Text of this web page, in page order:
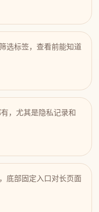
选标签，查看前能知道
，尤其是隐私记录和
底部固定入口对长页面